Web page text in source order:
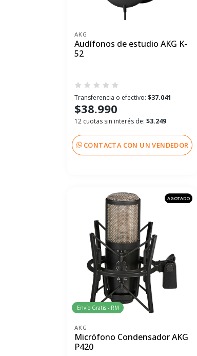
AKG
Audífonos de estudio AKG K-
52
Transferencia o efectivo: $37.041
$38.990
12 cuotas sin interés de: $3.249
CONTACTA CON UN VENDEDOR
AGOTADO
Envío Gratis - RM
AKG
Micrófono Condensador AKG
P420